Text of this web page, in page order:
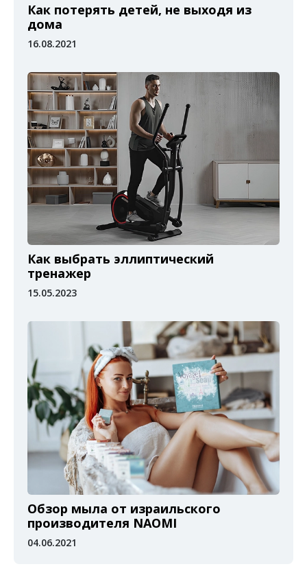
Как потерять детей, не выходя из
дома
16.08.2021
Как выбрать эллиптический
тренажер
15.05.2023
Обзор мыла от израильского
производителя NAOMI
04.06.2021